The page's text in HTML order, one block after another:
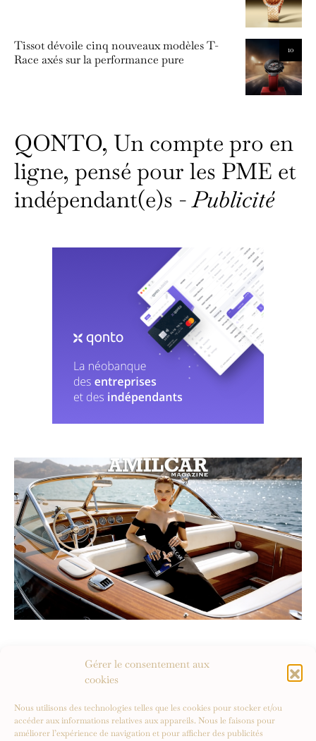
Gérer le consentement aux
cookies
Nous utilisons des technologies telles que les cookies pour stocker et/ou
accéder aux informations relatives aux appareils. Nous le faisons pour
améliorer l’expérience de navigation et pour afficher des publicités
10
Tissot dévoile cinq nouveaux modèles T-
Race axés sur la performance pure
QONTO, Un compte pro en
ligne, pensé pour les PME et
indépendant(e)s -Publicité